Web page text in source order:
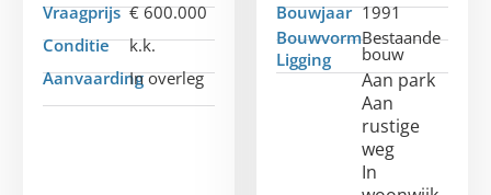
Vraagprijs € 600.000
Conditie
k.k.
AanvaardingIn overleg
Bouwjaar 1991
BouwvormBestaande
bouw
Ligging
Aan park
Aan
rustige
weg
In